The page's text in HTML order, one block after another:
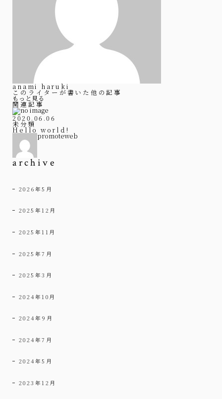
anami haruki
このライターが書いた他の記事
もっと見る
関連記事
2020.06.06
未分類
Hello world!
promoteweb
archive
2026年5月
2025年12月
2025年11月
2025年7月
2025年3月
2024年10月
2024年9月
2024年7月
2024年5月
2023年12月